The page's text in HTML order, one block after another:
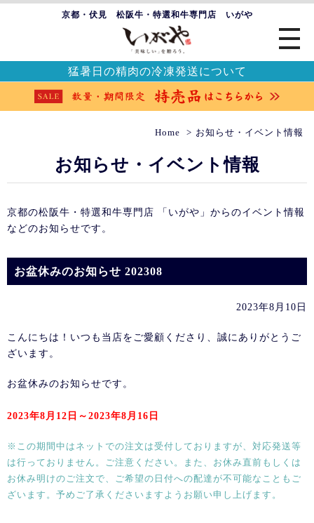
京都・伏見 松阪牛・特選和牛専門店 いがや
猛暑日の精肉の冷凍発送について
Home お知らせ・イベント情報
お知らせ・イベント情報
京都の松阪牛・特選和牛専門店 「いがや」からのイベント情報
などのお知らせです。
お盆休みのお知らせ 202308
2023年8月10日
こんにちは！いつも当店をご愛顧くださり、誠にありがとうご
ざいます。
お盆休みのお知らせです。
2023年8月12日～2023年8月16日
※この期間中はネットでの注文は受付しておりますが、対応発送等
は行っておりません。ご注意ください。また、お休み直前もしくは
お休み明けのご注文で、ご希望の日付への配達が不可能なこともご
ざいます。予めご了承くださいますようお願い申し上げます。